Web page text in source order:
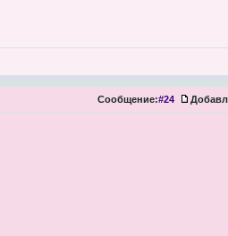
Сообщение:#24